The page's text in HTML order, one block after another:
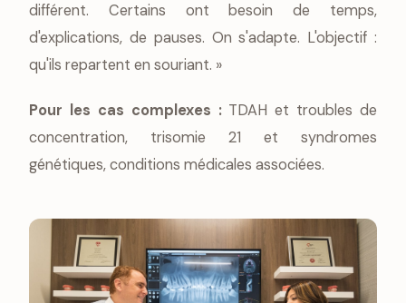
différent. Certains ont besoin de temps,
d'explications, de pauses. On s'adapte. L'objectif :
qu'ils repartent en souriant. »
Pour les cas complexes :TDAH et troubles de
concentration, trisomie 21 et syndromes
génétiques, conditions médicales associées.